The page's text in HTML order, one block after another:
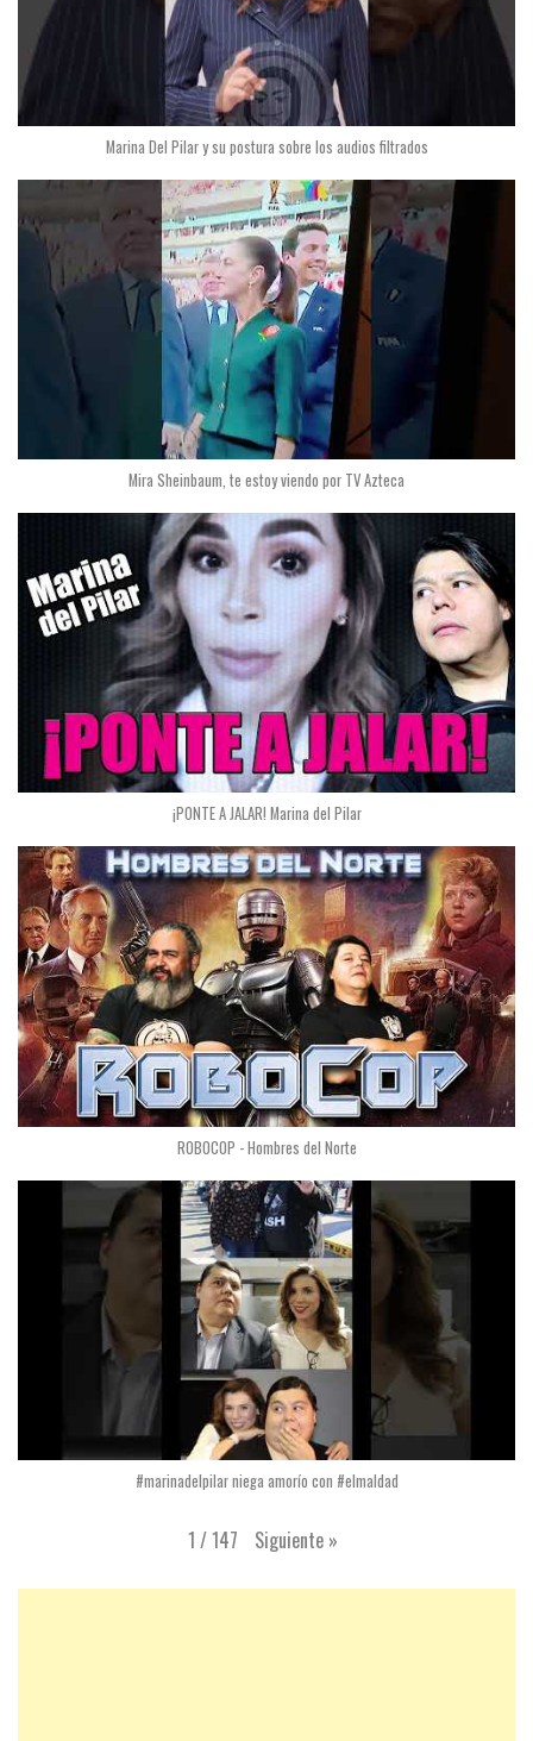
Marina Del Pilar y su postura sobre los audios filtrados
Mira Sheinbaum, te estoy viendo por TV Azteca
¡PONTE A JALAR! Marina del Pilar
ROBOCOP - Hombres del Norte
#marinadelpilar niega amorío con #elmaldad
1 /147 Siguiente »